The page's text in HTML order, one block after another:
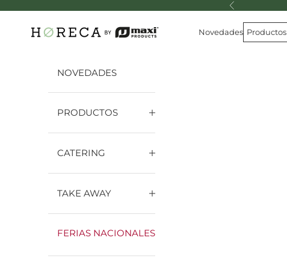
Anterior
Horeca Collection by Maxi Products Novedades Productos
NOVEDADES
PRODUCTOS
CATERING
TAKE AWAY
FERIAS NACIONALES